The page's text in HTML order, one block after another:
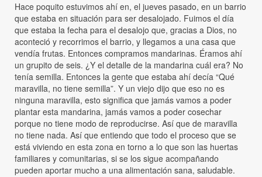
Hace poquito estuvimos ahí en, el jueves pasado, en un barrio
que estaba en situación para ser desalojado. Fuimos el día
que estaba la fecha para el desalojo que, gracias a Dios, no
aconteció y recorrimos el barrio, y llegamos a una casa que
vendía frutas. Entonces compramos mandarinas. Éramos ahí
un grupito de seis. ¿Y el detalle de la mandarina cuál era? No
tenía semilla. Entonces la gente que estaba ahí decía “Qué
maravilla, no tiene semilla”. Y un viejo dijo que eso no es
ninguna maravilla, esto significa que jamás vamos a poder
plantar esta mandarina, jamás vamos a poder cosechar
porque no tiene modo de reproducirse. Así que de maravilla
no tiene nada. Así que entiendo que todo el proceso que se
está viviendo en esta zona en torno a lo que son las huertas
familiares y comunitarias, si se los sigue acompañando
pueden aportar mucho a una alimentación sana, saludable.